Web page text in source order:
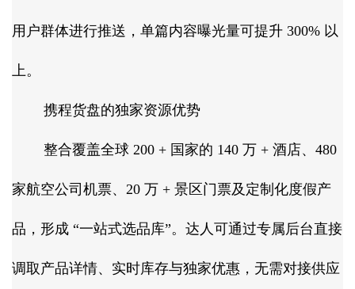
用户群体进行推送，单篇内容曝光量可提升 300% 以
上。​
携程货盘的独家资源优势​
整合覆盖全球 200 + 国家的 140 万 + 酒店、480
家航空公司机票、20 万 + 景区门票及定制化度假产
品，形成 “一站式选品库”。达人可通过专属后台直接
调取产品详情、实时库存与独家优惠，无需对接供应